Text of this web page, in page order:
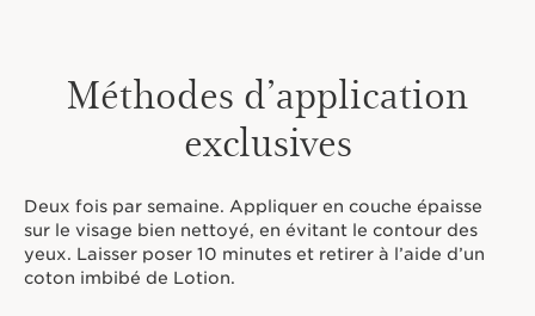
Méthodes d’application
exclusives
Deux fois par semaine. Appliquer en couche épaisse
sur le visage bien nettoyé, en évitant le contour des
yeux. Laisser poser 10 minutes et retirer à l’aide d’un
coton imbibé de Lotion.